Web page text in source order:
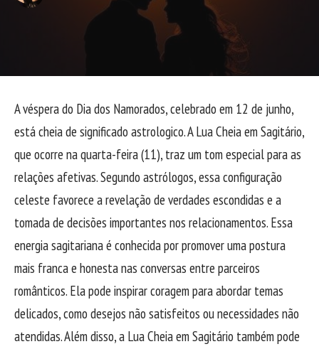
A véspera do Dia dos Namorados, celebrado em 12 de junho,
está cheia de significado astrologico. A Lua Cheia em Sagitário,
que ocorre na quarta-feira (11), traz um tom especial para as
relações afetivas. Segundo astrólogos, essa configuração
celeste favorece a revelação de verdades escondidas e a
tomada de decisões importantes nos relacionamentos. Essa
energia sagitariana é conhecida por promover uma postura
mais franca e honesta nas conversas entre parceiros
românticos. Ela pode inspirar coragem para abordar temas
delicados, como desejos não satisfeitos ou necessidades não
atendidas. Além disso, a Lua Cheia em Sagitário também pode